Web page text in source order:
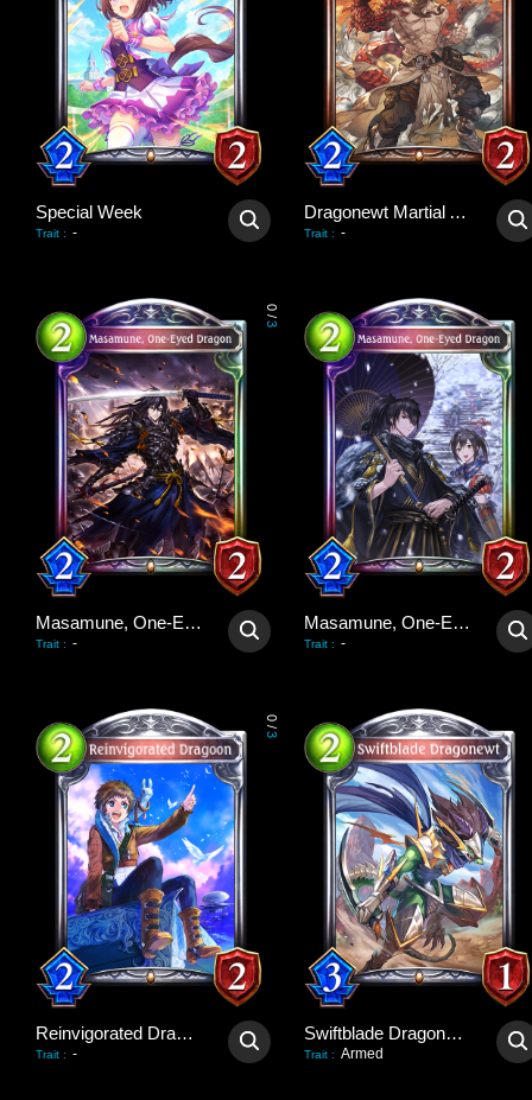
Special Week
Trait : -
Dragonewt Martial Artist
Trait : -
0
/
3
Masamune, One-Eyed Dragon
Trait : -
Masamune, One-Eyed Dragon
Trait : -
0
/
3
Reinvigorated Dragoon
Trait : -
Swiftblade Dragonewt
Trait : Armed